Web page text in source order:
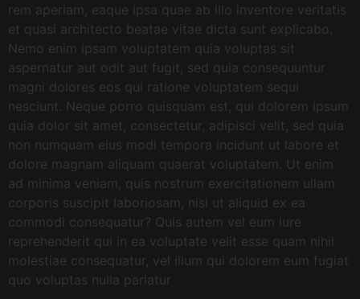
rem aperiam, eaque ipsa quae ab illo inventore veritatis
et quasi architecto beatae vitae dicta sunt explicabo.
Nemo enim ipsam voluptatem quia voluptas sit
aspernatur aut odit aut fugit, sed quia consequuntur
magni dolores eos qui ratione voluptatem sequi
nesciunt. Neque porro quisquam est, qui dolorem ipsum
quia dolor sit amet, consectetur, adipisci velit, sed quia
non numquam eius modi tempora incidunt ut labore et
dolore magnam aliquam quaerat voluptatem. Ut enim
ad minima veniam, quis nostrum exercitationem ullam
corporis suscipit laboriosam, nisi ut aliquid ex ea
commodi consequatur? Quis autem vel eum iure
reprehenderit qui in ea voluptate velit esse quam nihil
molestiae consequatur, vel illum qui dolorem eum fugiat
quo voluptas nulla pariatur